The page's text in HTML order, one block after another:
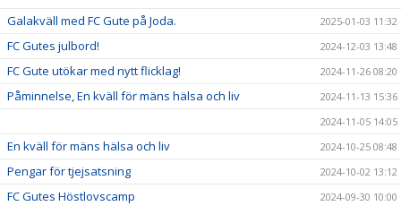
Galakväll med FC Gute på Joda. 2025-01-03 11:32
FC Gutes julbord! 2024-12-03 13:48
FC Gute utökar med nytt flicklag! 2024-11-26 08:20
Påminnelse, En kväll för mäns hälsa och liv
2024-11-13 15:36
2024-11-05 14:05
En kväll för mäns hälsa och liv 2024-10-25 08:48
Pengar för tjejsatsning 2024-10-02 13:12
FC Gutes Höstlovscamp 2024-09-30 10:00